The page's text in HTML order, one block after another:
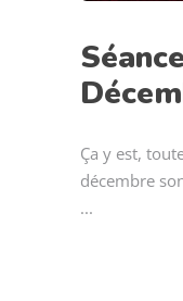
Ça y est,
décembre